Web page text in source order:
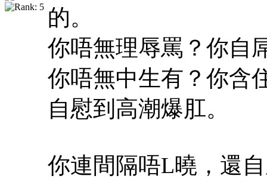
的。
你唔無理辱罵？你自
你唔無中生有？你含
自慰到高潮爆肛。
你連間隔唔L曉，還